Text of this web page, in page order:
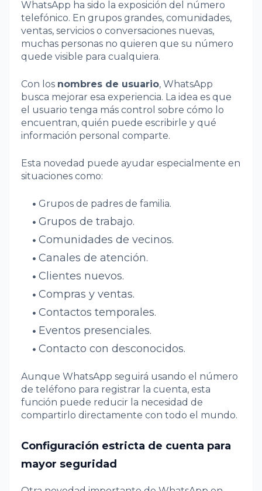
WhatsApp ha sido la exposición del número
telefónico. En grupos grandes, comunidades,
ventas, servicios o conversaciones nuevas,
muchas personas no quieren que su número
quede visible para cualquiera.
Con los nombres de usuario, WhatsApp
busca mejorar esa experiencia. La idea es que
el usuario tenga más control sobre cómo lo
encuentran, quién puede escribirle y qué
información personal comparte.
Esta novedad puede ayudar especialmente en
situaciones como:
Grupos de padres de familia.
Grupos de trabajo.
Comunidades de vecinos.
Canales de atención.
Clientes nuevos.
Compras y ventas.
Contactos temporales.
Eventos presenciales.
Contacto con desconocidos.
Aunque WhatsApp seguirá usando el número
de teléfono para registrar la cuenta, esta
función puede reducir la necesidad de
compartirlo directamente con todo el mundo.
Configuración estricta de cuenta para
mayor seguridad